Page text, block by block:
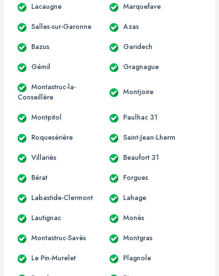
Lacaugne Marquefave
Salles-sur-Garonne Azas
Bazus Garidech
Gémil Gragnague
Montastruc-la-
Conseillère
Montjoire
Montpitol Paulhac 31
Roquesérière Saint-Jean-Lherm
Villariès Beaufort 31
Bérat Forgues
Labastide-Clermont Lahage
Lautignac Monès
Montastruc-Savès Montgras
Le Pin-Murelet Plagnole